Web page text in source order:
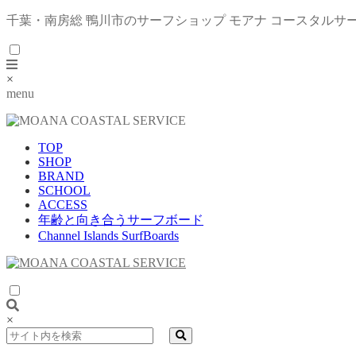
千葉・南房総 鴨川市のサーフショップ モアナ コースタルサ
×
menu
TOP
SHOP
BRAND
SCHOOL
ACCESS
年齢と向き合うサーフボード
Channel Islands SurfBoards
×